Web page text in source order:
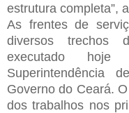
estrutura completa”,
As frentes de
diversos trechos
executado hoje
Superintendência
Governo do Ceará.
dos trabalhos nos